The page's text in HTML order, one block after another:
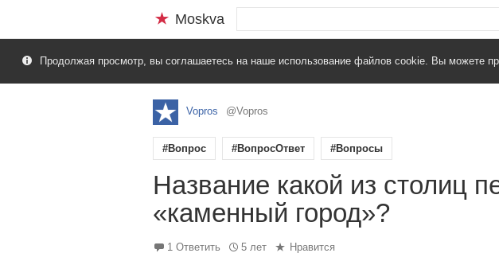
Moskva
Продолжая просмотр, вы соглашаетесь на наше использование файлов cookie. Вы можете
Vopros @Vopros
#Вопрос #ВопросОтвет #Вопросы
Название какой из столиц
«каменный город»?
1 Ответить 5 лет Нравится